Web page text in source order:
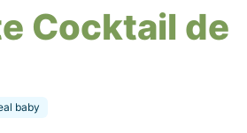
Cocktail de
baby